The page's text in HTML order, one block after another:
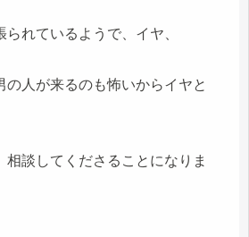
れているようで、イヤ、
の人が来るのも怖いからイヤと
相談してくださることになりま